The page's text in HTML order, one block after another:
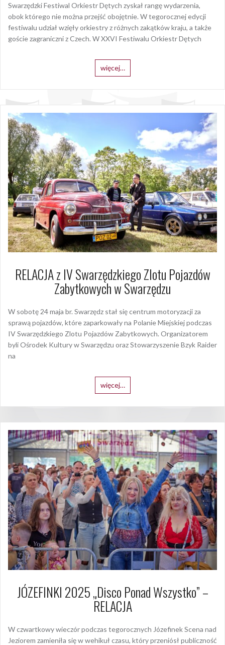
Swarzędzki Festiwal Orkiestr Dętych zyskał rangę wydarzenia,
obok którego nie można przejść obojętnie. W tegorocznej edycji
festiwalu udział wzięły orkiestry z różnych zakątków kraju, a także
goście zagraniczni z Czech. W XXVI Festiwalu Orkiestr Dętych
więcej…
RELACJA z IV Swarzędzkiego Zlotu Pojazdów
Zabytkowych w Swarzędzu
W sobotę 24 maja br. Swarzędz stał się centrum motoryzacji za
sprawą pojazdów, które zaparkowały na Polanie Miejskiej podczas
IV Swarzędzkiego Zlotu Pojazdów Zabytkowych. Organizatorem
byli Ośrodek Kultury w Swarzędzu oraz Stowarzyszenie Bzyk Raider
na
więcej…
JÓZEFINKI 2025 „Disco Ponad Wszystko” –
RELACJA
W czwartkowy wieczór podczas tegorocznych Józefinek Scena nad
Jeziorem zamieniła się w wehikuł czasu, który przeniósł publiczność